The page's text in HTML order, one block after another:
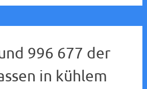
996 677 der
in kühlem